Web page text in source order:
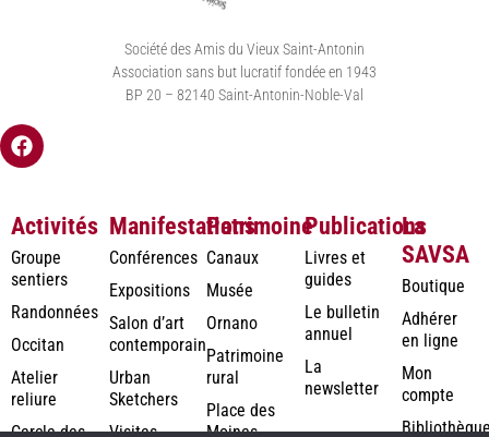
Société des Amis du Vieux Saint-Antonin
Association sans but lucratif fondée en 1943
BP 20 – 82140 Saint-Antonin-Noble-Val
Activités
Groupe
sentiers
Randonnées
Occitan
Atelier
reliure
Cercle des
Manifestations
Conférences
Expositions
Salon d’art
contemporain
Urban
Sketchers
Visites
Patrimoine
Canaux
Musée
Ornano
Patrimoine
rural
Place des
Moines
Publications
Livres et
guides
Le bulletin
annuel
La
newsletter
La
SAVSA
Boutique
Adhérer
en ligne
Mon
compte